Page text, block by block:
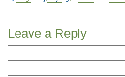
Leave a Reply